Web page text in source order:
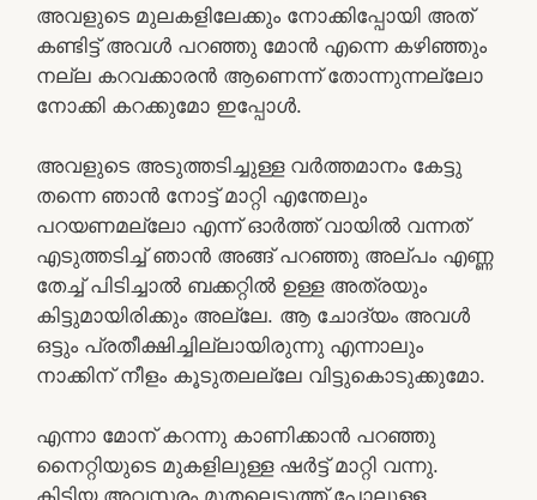
അവളുടെ മുലകളിലേക്കും നോക്കിപ്പോയി അത്
കണ്ടിട്ട് അവൾ പറഞ്ഞു മോൻ എന്നെ കഴിഞ്ഞും
നല്ല കറവക്കാരൻ ആണെന്ന് തോന്നുന്നല്ലോ
നോക്കി കറക്കുമോ ഇപ്പോൾ.
അവളുടെ അടുത്തടിച്ചുള്ള വർത്തമാനം കേട്ടു
തന്നെ ഞാൻ നോട്ട് മാറ്റി എന്തേലും
പറയണമല്ലോ എന്ന് ഓർത്ത് വായിൽ വന്നത്
എടുത്തടിച്ച് ഞാൻ അങ്ങ് പറഞ്ഞു അല്പം എണ്ണ
തേച്ച് പിടിച്ചാൽ ബക്കറ്റിൽ ഉള്ള അത്രയും
കിട്ടുമായിരിക്കും അല്ലേ. ആ ചോദ്യം അവൾ
ഒട്ടും പ്രതീക്ഷിച്ചില്ലായിരുന്നു എന്നാലും
നാക്കിന് നീളം കൂടുതലല്ലേ വിട്ടുകൊടുക്കുമോ.
എന്നാ മോന് കറന്നു കാണിക്കാൻ പറഞ്ഞു
നൈറ്റിയുടെ മുകളിലുള്ള ഷർട്ട് മാറ്റി വന്നു.
കിട്ടിയ അവസരം മുതലെടുത്ത് പോലുള്ള